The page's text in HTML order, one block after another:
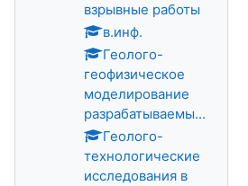
взрывные работы
в.инф.
Геолого-
геофизическое
моделирование
разрабатываемы...
Геолого-
технологические
исследования в